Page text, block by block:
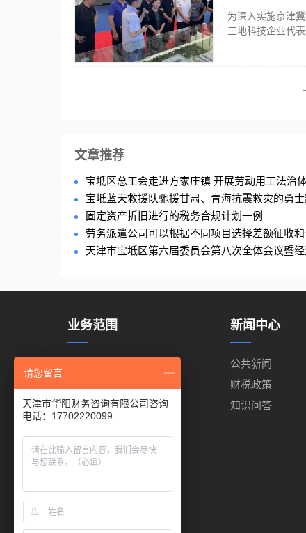
为深入实施京津
三地科技企业代表
文章推荐
宝坻区总工会走进方家庄镇 开展劳动用工法治
宝坻蓝天救援队驰援甘肃、青海抗震救灾的勇
固定资产折旧进行的税务合规计划一例
劳务派遣公司可以根据不同项目选择差额征收和
天津市宝坻区第六届委员会第八次全体会议暨经
业务范围
工商注册
商标注册
代缴公积金
代缴社保
新闻中心
公共新闻
财税政策
知识问答
请您留言
天津市华阳财务咨询有限公司咨询
电话：17702220099